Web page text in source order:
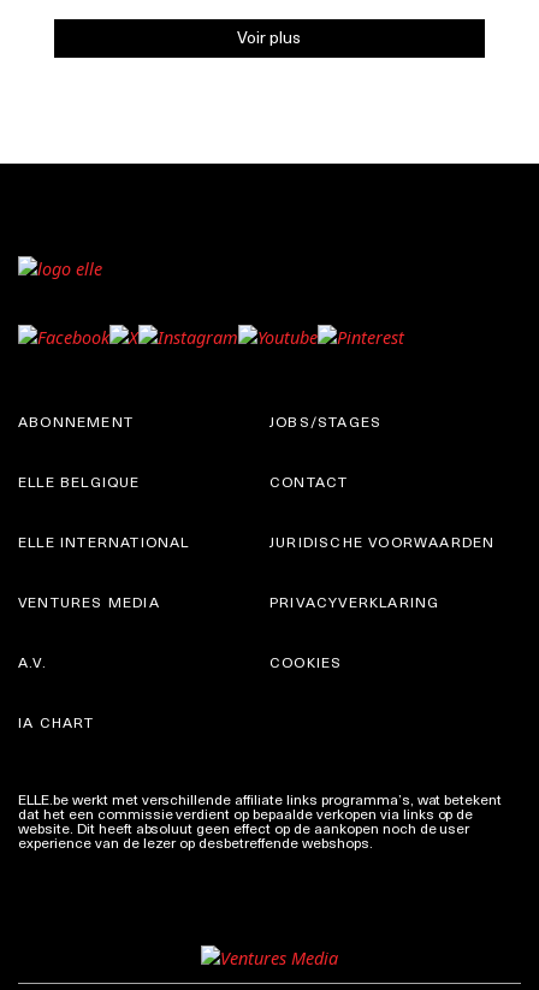
Voir plus
ABONNEMENT
ELLE BELGIQUE
JOBS/STAGES
CONTACT
ELLE INTERNATIONAL
VENTURES MEDIA
JURIDISCHE VOORWAARDEN
PRIVACYVERKLARING
A.V.
IA CHART
COOKIES
ELLE.be werkt met verschillende affiliate links programma’s, wat betekent
dat het een commissie verdient op bepaalde verkopen via links op de
website. Dit heeft absoluut geen effect op de aankopen noch de user
experience van de lezer op desbetreffende webshops.